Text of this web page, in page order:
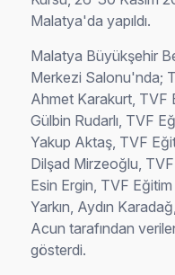
Malatya'da yapıldı.
Malatya Büyükşehir
Merkezi Salonu'nda;
Ahmet Karakurt, TVF
Gülbin Rudarlı, TVF
Yakup Aktaş, TVF
Dilşad Mirzeoğlu,
Esin Ergin, TVF
Yarkın, Aydın
Acun tarafından
gösterdi.